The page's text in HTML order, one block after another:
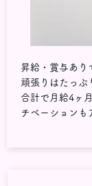
昇給・賞与あり
頑張りはたっぷ
合計で月給4ヶ
チベーションも